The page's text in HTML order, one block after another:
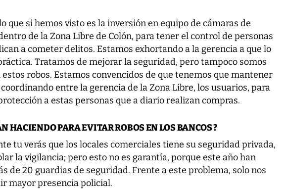
que si hemos visto es la inversión en equipo de cámaras de
de la Zona Libre de Colón, para tener el control de personas
a cometer delitos. Estamos exhortando a la gerencia a que lo
Tratamos de mejorar la seguridad, pero tampoco somos
robos. Estamos convencidos de que tenemos que mantener
entre la gerencia de la Zona Libre, los usuarios, para
a estas personas que a diario realizan compras.
HACIENDO PARA EVITAR ROBOS EN LOS BANCOS ?
tu verás que los locales comerciales tiene su seguridad privada,
la vigilancia; pero esto no es garantía, porque este año han
de 20 guardias de seguridad. Frente a este problema, solo nos
mayor presencia policial.